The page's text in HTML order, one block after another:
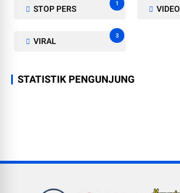
STOP PERS
1
VIDEO
VIRAL
3
STATISTIK PENGUNJUNG